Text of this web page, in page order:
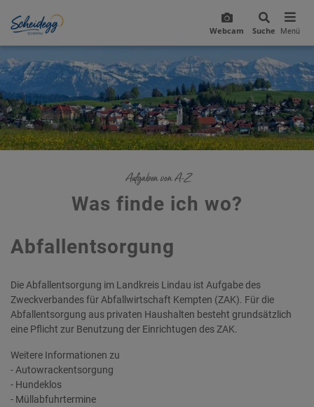
Webcam Suche Menü
Aufgaben von A-Z
Was finde ich wo?
Abfallentsorgung
Die Abfallentsorgung im Landkreis Lindau ist Aufgabe des
Zweckverbandes für Abfallwirtschaft Kempten (ZAK). Für die
Abfallentsorgung aus privaten Haushalten besteht grundsätzlich
eine Pflicht zur Benutzung der Einrichtugen des ZAK.
Weitere Informationen zu
- Autowrackentsorgung
- Hundeklos
- Müllabfuhrtermine